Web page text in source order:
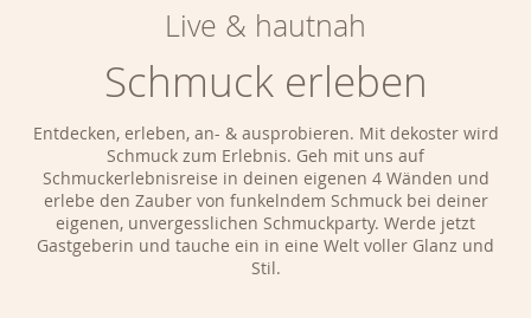
Live & hautnah
Schmuck erleben
Entdecken, erleben, an- & ausprobieren. Mit dekoster wird
Schmuck zum Erlebnis. Geh mit uns auf
Schmuckerlebnisreise in deinen eigenen 4 Wänden und
erlebe den Zauber von funkelndem Schmuck bei deiner
eigenen, unvergesslichen Schmuckparty. Werde jetzt
Gastgeberin und tauche ein in eine Welt voller Glanz und
Stil.